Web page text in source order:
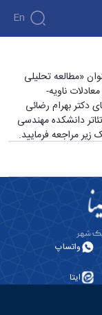
En
شمسی با
مرکب
استوکس
فنی و
«مطالعه تحلیلی
ناویه-
دکتر بهرام رضائی
در سالن آمفی تئاتر دانشکده مهندسی
مراجعه فرمایید.
واتساپ
ایتا